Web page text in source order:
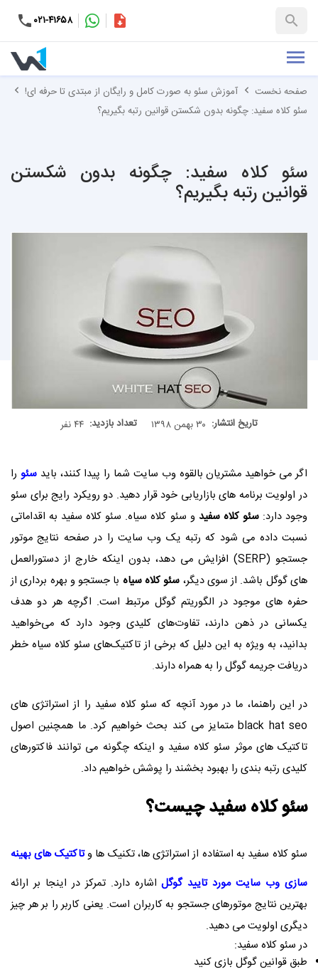
۰۲۱-۴۱۶۵۸
+۹۸-کاتالوگ
صفحه نخست
آموزش سئو به صورت کامل و رایگان از مبتدی تا حرفه ای!
سئو کلاه سفید: چگونه بدون شکستن قوانین رتبه بگیریم؟
سئو کلاه سفید: چگونه بدون شکستن
قوانین رتبه بگیریم؟
تاریخ انتشار: ۳۰ بهمن ۱۳۹۸ تعداد بازدید: ۴۴ نفر
اگر می خواهید مشتریان بالقوه وب سایت شما را پیدا کنند، بایدسئو را
در اولویت برنامه های بازاریابی خود قرار دهید. دو رویکرد رایج برای سئو
وجود دارد:سئو کلاه سفید و سئو کلاه سیاه. سئو کلاه سفید به اقداماتی
نسبت داده می شود که رتبه یک وب سایت را در صفحه نتایج موتور
جستجو (SERP) افزایش می دهد، بدون اینکه خارج از دستورالعمل
های گوگل باشد. از سوی دیگر، سئو کلاه سیاه با جستجو و بهره برداری از
حفره های موجود در الگوریتم گوگل مرتبط است. اگرچه هر دو هدف
یکسانی در ذهن دارند، تفاوت‌های کلیدی وجود دارد که می‌خواهید
بدانید، به ویژه به این دلیل که برخی از تاکتیک‌های سئو کلاه سیاه خطر
دریافت جریمه گوگل را به همراه دارند.
در این راهنما، ما در مورد آنچه که سئو کلاه سفید را از استراتژی های
black hat seo متمایز می کند بحث خواهیم کرد. ما همچنین اصول
تاکتیک های موثر سئو کلاه سفید و اینکه چگونه می توانند فاکتورهای
کلیدی رتبه بندی را بهبود بخشند را پوشش خواهیم داد.
سئو کلاه سفید چیست؟
سئو کلاه سفید به استفاده از استراتژی ها، تکنیک ها وتاکتیک های بهینه
سازی وب سایت مورد تایید گوگل اشاره دارد. تمرکز در اینجا بر ارائه
بهترین نتایج موتورهای جستجو به کاربران است. یعنی کاربر را بر هر چیز
دیگری اولویت می دهید.
در سئو کلاه سفید:
طبق قوانین گوگل بازی کنید